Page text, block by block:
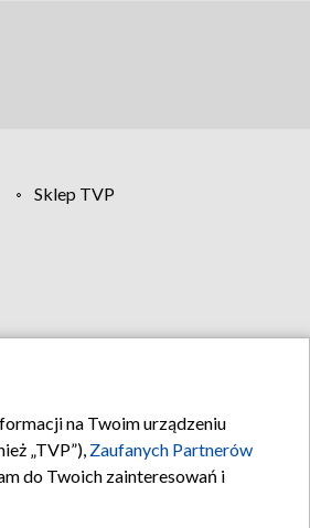
Sklep TVP
na Twoim urządzeniu
„TVP”), Zaufanych Partnerów
do Twoich zainteresowań i